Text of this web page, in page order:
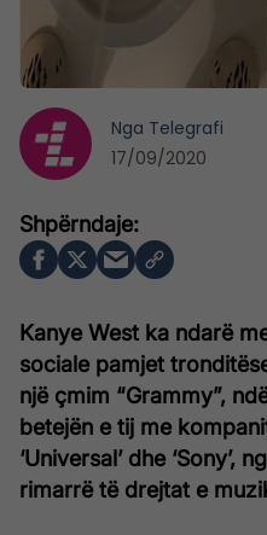
Kanye West ka ndarë
sociale pamjet
një çmim “Grammy”,
betejën e tij me
‘Universal’ dhe ‘Sony’,
rimarrë të drejtat e
Nga Telegrafi
17/09/2020